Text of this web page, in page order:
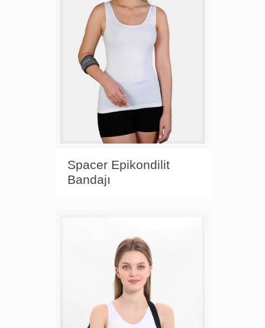
Spacer Epikondilit
Bandajı